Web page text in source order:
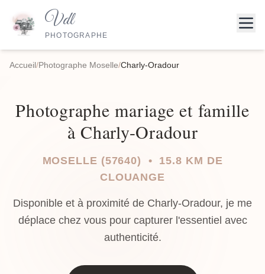
Vdl
PHOTOGRAPHE
Accueil/Photographe Moselle/Charly-Oradour
Photographe mariage et famille
à Charly-Oradour
MOSELLE (57640) • 15.8 KM DE
CLOUANGE
Disponible et à proximité de Charly-Oradour, je me
déplace chez vous pour capturer l'essentiel avec
authenticité.